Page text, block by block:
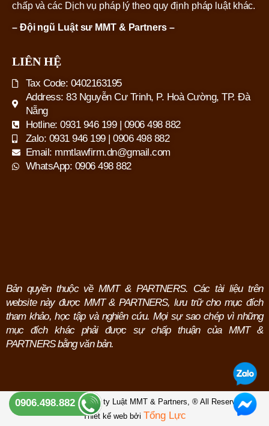
chấp và các Dịch vụ pháp lý theo quy định pháp luật khác.
– Đội ngũ Luật sư MMT & Partners –
LIÊN HỆ
Tax Code: 0402163195
Address: 83 Nguyễn Cư Trinh, P. Hoà Cường, TP. Đà
Nẵng
Hotline: 0931 946 199 | 0906 498 882
Zalo: 0931 946 199 | 0906 498 882
Email: mmtlawfirm.dn@gmail.com
WhatsApp: 0906 498 882
Bản quyền thuộc về MMT & PARTNERS. Các tài liệu trên
website này được MMT & PARTNERS, lưu trữ cho mục đích
tham khảo, học tập và nghiên cứu.Mọi sự sao chép vì những
mục đích khác phải được sự chấp thuận của MMT &
PARTNERS bằng văn bản.
Copyright © 2026 Công ty Luật MMT & Partners, ® All Reserved.
Thiết kế web bởi Tổng Lực
0906.498.882